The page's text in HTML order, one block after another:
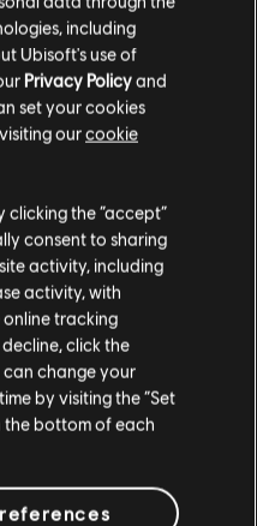
including
Ubisoft's use of
Privacy Policyand
set your cookies
ourcookie
the “accept”
consent to sharing
activity, including
activity, with
online tracking
click the
can change your
by visiting the “Set
the bottom of each